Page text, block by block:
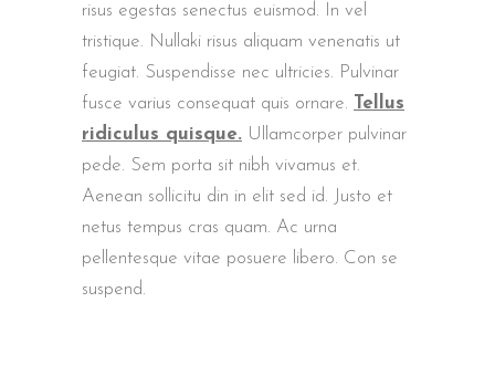
risus egestas senectus euismod. In vel
tristique. Nullaki risus aliquam venenatis ut
feugiat. Suspendisse nec ultricies. Pulvinar
fusce varius consequat quis ornare.
Tellus
ridiculus quisque. Ullamcorper pulvinar
pede. Sem porta sit nibh vivamus et.
Aenean sollicitu din in elit sed id. Justo et
netus tempus cras quam. Ac urna
pellentesque vitae posuere libero. Con se
suspend.